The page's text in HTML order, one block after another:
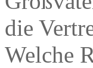
die
Welche